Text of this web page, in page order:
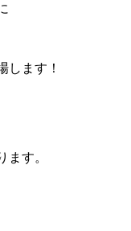
します！
ます。